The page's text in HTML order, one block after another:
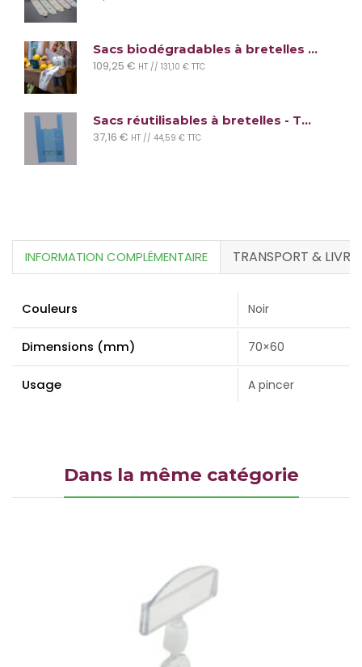
Sacs biodégradables à bretelles (lot de 2400 sacs)
109,25 € HT // 131,10 € TTC
Sacs réutilisables à bretelles - Taille Maxi
37,16 € HT // 44,59 € TTC
TRANSPORT &
Couleurs Noir
Dimensions (mm) 70×60
Usage A pincer
Dans la même catégorie